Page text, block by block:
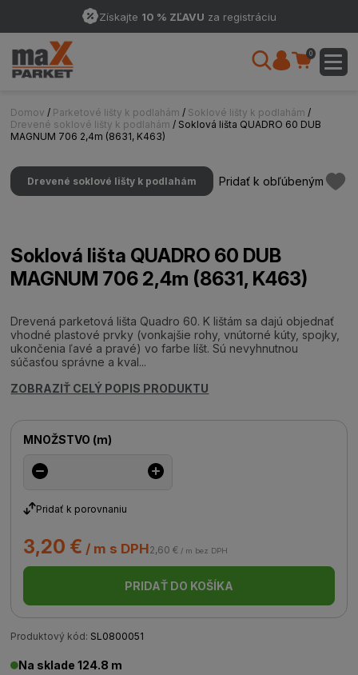
Získajte 10 % ZĽAVU za registráciu
0
Domov / Parketové lišty k podlahám / Soklové lišty k podlahám /
Drevené soklové lišty k podlahám / Soklová lišta QUADRO 60 DUB
MAGNUM 706 2,4m (8631, K463)
Drevené soklové lišty k podlahám Pridať k obľúbeným
Soklová lišta QUADRO 60 DUB
MAGNUM 706 2,4m (8631, K463)
Drevená parketová lišta Quadro 60. K lištám sa dajú objednať
vhodné plastové prvky (vonkajšie rohy, vnútorné kúty, spojky,
ukončenia ľavé a pravé) vo farbe líšt. Sú nevyhnutnou
súčasťou správne a kval...
ZOBRAZIŤ CELÝ POPIS PRODUKTU
MNOŽSTVO (m)
Pridať k porovnaniu
3,20 € / m s DPH2,60 € / m bez DPH
PRIDAŤ DO KOŠÍKA
Produktový kód: SL0800051
Na sklade 124.8 m